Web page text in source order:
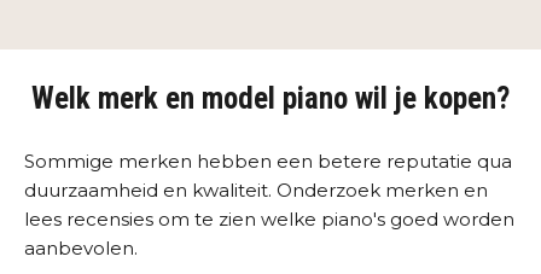
Welk merk en model piano wil je kopen?
Sommige merken hebben een betere reputatie qua
duurzaamheid en kwaliteit. Onderzoek merken en
lees recensies om te zien welke piano's goed worden
aanbevolen.